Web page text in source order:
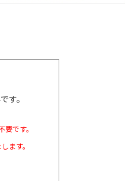
す。
です。
ます。